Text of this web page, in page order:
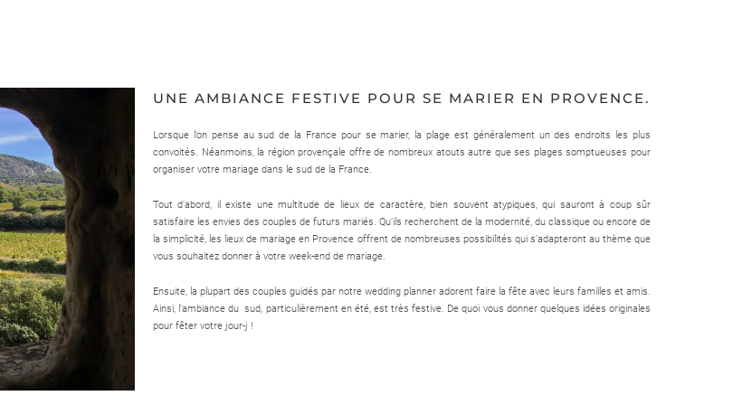
UNE AMBIANCE FESTIVE POUR SE MARIER EN PROVENCE.
Lorsque l’on pense au sud de la France pour se marier, la plage est généralement un des endroits les plus
convoités. Néanmoins, la région provençale offre de nombreux atouts autre que ses plages somptueuses pour
organiser votre mariage dans le sud de la France.
Tout d’abord, il existe une multitude de lieux de caractère, bien souvent atypiques, qui sauront à coup sûr
satisfaire les envies des couples de futurs mariés. Qu’ils recherchent de la modernité, du classique ou encore de
la simplicité, les lieux de mariage en Provence offrent de nombreuses possibilités qui s’adapteront au thème que
vous souhaitez donner à votre week-end de mariage.
Ensuite, la plupart des couples guidés par notre wedding planner adorent faire la fête avec leurs familles et amis.
Ainsi, l’ambiance du sud, particulièrement en été, est très festive. De quoi vous donner quelques idées originales
pour fêter votre jour-j !